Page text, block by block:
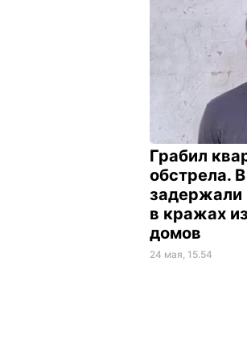
Грабил
обстрела.
задержали
в кражах
домов
24 мая, 15.54